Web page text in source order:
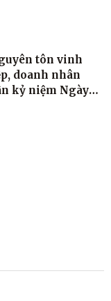
tôn vinh
doanh nhân
kỷ niệm Ngày
Nam